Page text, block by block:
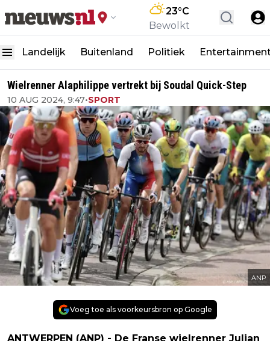
23°C
Bewolkt
Landelijk Buitenland Politiek
Wielrenner Alaphilippe vertrekt bij Soudal Quick-Step
10 AUG 2024, 9:47•SPORT
ANP
Voeg toe als voorkeursbron op Google
ANTWERPEN (ANP) - De Franse wielrenner Julian